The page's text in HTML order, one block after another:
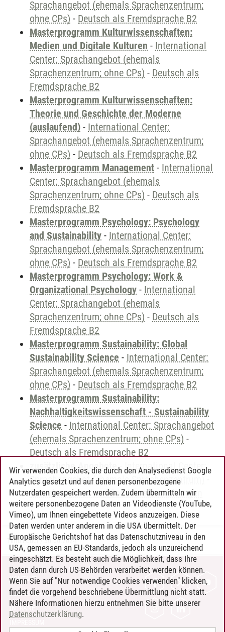
Sprachangebot (ehemals Sprachenzentrum;
ohne CPs) - Deutsch als Fremdsprache B2
Masterprogramm Kulturwissenschaften:
Medien und Digitale Kulturen - International
Center: Sprachangebot (ehemals
Sprachenzentrum; ohne CPs) - Deutsch als
Fremdsprache B2
Masterprogramm Kulturwissenschaften:
Theorie und Geschichte der Moderne
(auslaufend) - International Center:
Sprachangebot (ehemals Sprachenzentrum;
ohne CPs) - Deutsch als Fremdsprache B2
Masterprogramm Management - International
Center: Sprachangebot (ehemals
Sprachenzentrum; ohne CPs) - Deutsch als
Fremdsprache B2
Masterprogramm Psychology: Psychology
and Sustainability - International Center:
Sprachangebot (ehemals Sprachenzentrum;
ohne CPs) - Deutsch als Fremdsprache B2
Masterprogramm Psychology: Work &
Organizational Psychology - International
Center: Sprachangebot (ehemals
Sprachenzentrum; ohne CPs) - Deutsch als
Fremdsprache B2
Masterprogramm Sustainability: Global
Sustainability Science - International Center:
Sprachangebot (ehemals Sprachenzentrum;
ohne CPs) - Deutsch als Fremdsprache B2
Masterprogramm Sustainability:
Nachhaltigkeitswissenschaft - Sustainability
Science - International Center: Sprachangebot
(ehemals Sprachenzentrum; ohne CPs) -
Deutsch als Fremdsprache B2
zusätzliche Angebote- International Center:
Sprachangebot (ehemals Sprachenzentrum)
Sprachangebot und Sonderveranstaltungen
Timo Leder/30.06.2024
KONTAKT
LEUPHANA ALS ARBEITGEBER
INTRANET
Wir verwenden Cookies, die durch den Analysedienst Google
Analytics gesetzt und auf denen personenbezogene
Nutzerdaten gespeichert werden. Zudem übermitteln wir
weitere personenbezogene Daten an Videodienste (YouTube,
Vimeo), um Ihnen eingebettete Videos anzuzeigen. Diese
Daten werden unter anderem in die USA übermittelt. Der
Europäische Gerichtshof hat das Datenschutzniveau in den
USA, gemessen an EU-Standards, jedoch als unzureichend
eingeschätzt. Es besteht auch die Möglichkeit, dass Ihre
Daten dann durch US-Behörden verarbeitet werden können.
Wenn Sie auf "Nur notwendige Cookies verwenden" klicken,
findet die vorgehend beschriebene Übermittlung nicht statt.
Nähere Informationen hierzu entnehmen Sie bitte unserer
Datenschutzerklärung.